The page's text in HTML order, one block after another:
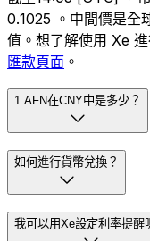
0.1025 。中間價是全球貨幣市場買入價和賣出價之間的中間
值。想了解使用 Xe
匯款頁面 。
1 AFN在CNY中是多少？
如何進行貨幣兌換？
我可以用Xe設定利率提醒